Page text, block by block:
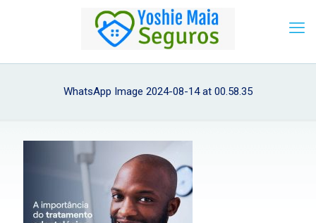
WhatsApp Image 2024-08-14 at 00.58.35